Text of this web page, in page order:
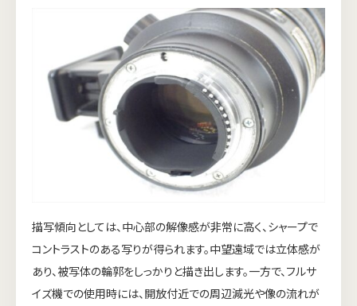
描写傾向としては、中心部の解像感が非常に高く、シャープで
コントラストのある写りが得られます。中望遠域では立体感が
あり、被写体の輪郭をしっかりと描き出します。一方で、フルサ
イズ機での使用時には、開放付近での周辺減光や像の流れが